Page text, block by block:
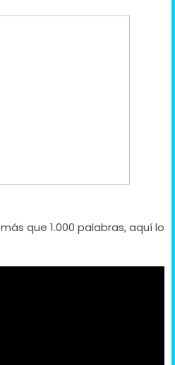
que 1.000 palabras, aquí lo